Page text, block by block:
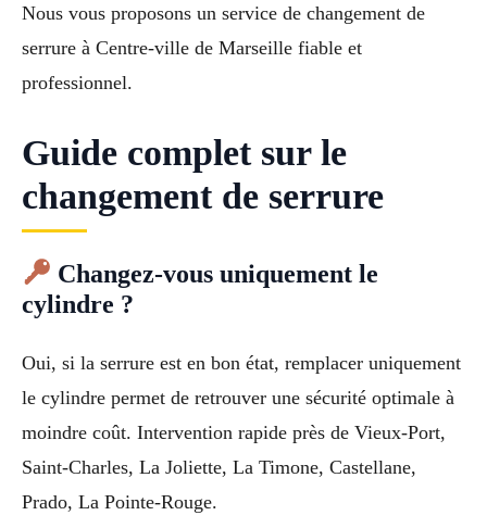
Nous vous proposons un service de changement de
serrure à Centre-ville de Marseille fiable et
professionnel.
Guide complet sur le
changement de serrure
Changez-vous uniquement le
cylindre ?
Oui, si la serrure est en bon état, remplacer uniquement
le cylindre permet de retrouver une sécurité optimale à
moindre coût. Intervention rapide près de Vieux-Port,
Saint-Charles, La Joliette, La Timone, Castellane,
Prado, La Pointe-Rouge.